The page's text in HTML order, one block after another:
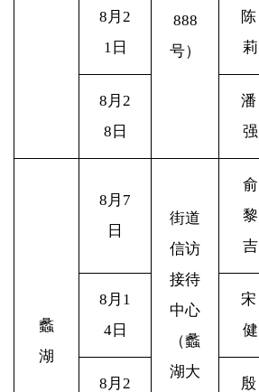
888
号）
8 月2
1日
陈
莉
8 月2
8日
潘
强
蠡
湖
8 月7
日
街道
信访
接待
中心
（蠡
湖大
俞
黎
吉
8 月1
4日
宋
健
8 月2
殷